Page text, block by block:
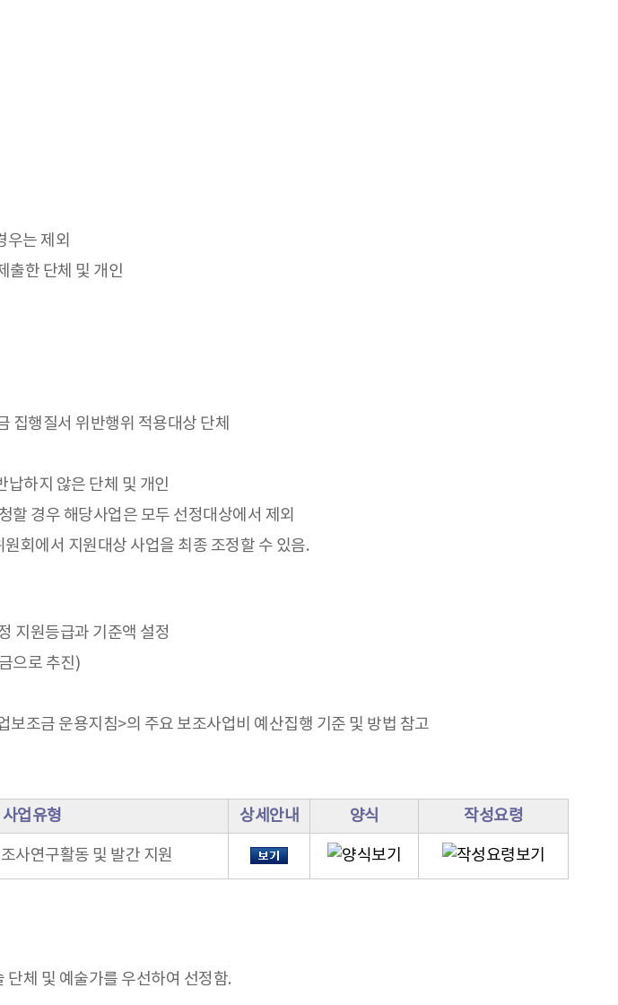
우는 제외
출한 단체 및 개인
집행질서 위반행위 적용대상 단체
하지 않은 단체 및 개인
경우 해당사업은 모두 선정대상에서 제외
회에서 지원대상 사업을 최종 조정할 수 있음.
지원등급과 기준액 설정
으로 추진)
조금 운용지침>의 주요 보조사업비 예산집행 기준 및 방법 참고
사업유형 상세안내 양식 작성요령
사연구활동 및 발간 지원
체 및 예술가를 우선하여 선정함.